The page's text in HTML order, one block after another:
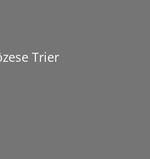
Trier